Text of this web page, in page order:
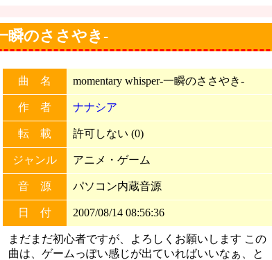
瞬のささやき-
曲 名 momentary whisper-一瞬のささやき-
作 者 ナナシア
転 載 許可しない (0)
ジャンル アニメ・ゲーム
音 源 パソコン内蔵音源
日 付 2007/08/14 08:56:36
まだまだ初心者ですが、よろしくお願いします この
曲は、ゲームっぽい感じが出ていればいいなぁ、と